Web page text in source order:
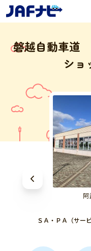
磐越自動車道
ショ
阿
ＳＡ・ＰＡ（サー